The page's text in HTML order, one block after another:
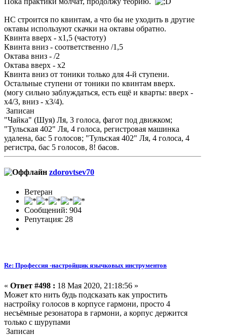
НС строится по квинтам, а что бы не уходить в другие
октавы используют скачки на октавы обратно.
Квинта вверх - х1,5 (частоту)
Квинта вниз - соответственно /1,5
Октава вниз - /2
Октава вверх - х2
Квинта вниз от тоники только для 4-й ступени.
Остальные ступени от тоники по квинтам вверх.
(могу сильно заблуждаться, есть ещё и кварты: вверх -
х4/3, вниз - х3/4).
Записан
"Чайка" (Шуя) Ля, 3 голоса, фагот под движком;
"Тульская 402" Ля, 4 голоса, регистровая машинка
удалена, бас 5 голосов; "Тульская 402" Ля, 4 голоса, 4
регистра, бас 5 голосов, 8! басов.
zdorovtsev70
Ветеран
Сообщений: 904
Репутация: 28
Re: Профессия -настройщик язычковых инструментов
« Ответ #498 : 18 Мая 2020, 21:18:56 »
Может кто нить будь подсказать как упростить
настройку голосов в корпусе гармони, просто 4
несъёмные резонатора в гармони, а корпус держится
только с шурупами
Записан